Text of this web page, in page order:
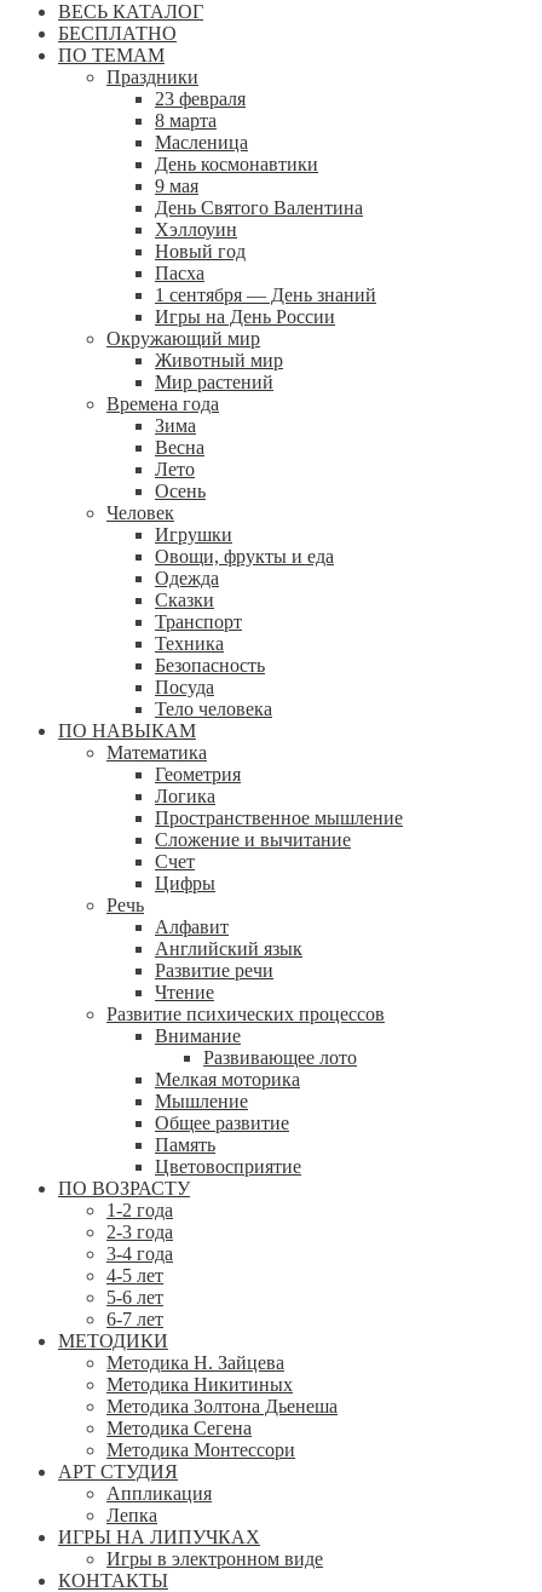
ВЕСЬ КАТАЛОГ
БЕСПЛАТНО
ПО ТЕМАМ
Праздники
23 февраля
8 марта
Масленица
День космонавтики
9 мая
День Святого Валентина
Хэллоуин
Новый год
Пасха
1 сентября — День знаний
Игры на День России
Окружающий мир
Животный мир
Мир растений
Времена года
Зима
Весна
Лето
Осень
Человек
Игрушки
Овощи, фрукты и еда
Одежда
Сказки
Транспорт
Техника
Безопасность
Посуда
Тело человека
ПО НАВЫКАМ
Математика
Геометрия
Логика
Пространственное мышление
Сложение и вычитание
Счет
Цифры
Речь
Алфавит
Английский язык
Развитие речи
Чтение
Развитие психических процессов
Внимание
Развивающее лото
Мелкая моторика
Мышление
Общее развитие
Память
Цветовосприятие
ПО ВОЗРАСТУ
1-2 года
2-3 года
3-4 года
4-5 лет
5-6 лет
6-7 лет
МЕТОДИКИ
Методика Н. Зайцева
Методика Никитиных
Методика Золтона Дьенеша
Методика Сегена
Методика Монтессори
АРТ СТУДИЯ
Аппликация
Лепка
ИГРЫ НА ЛИПУЧКАХ
Игры в электронном виде
КОНТАКТЫ